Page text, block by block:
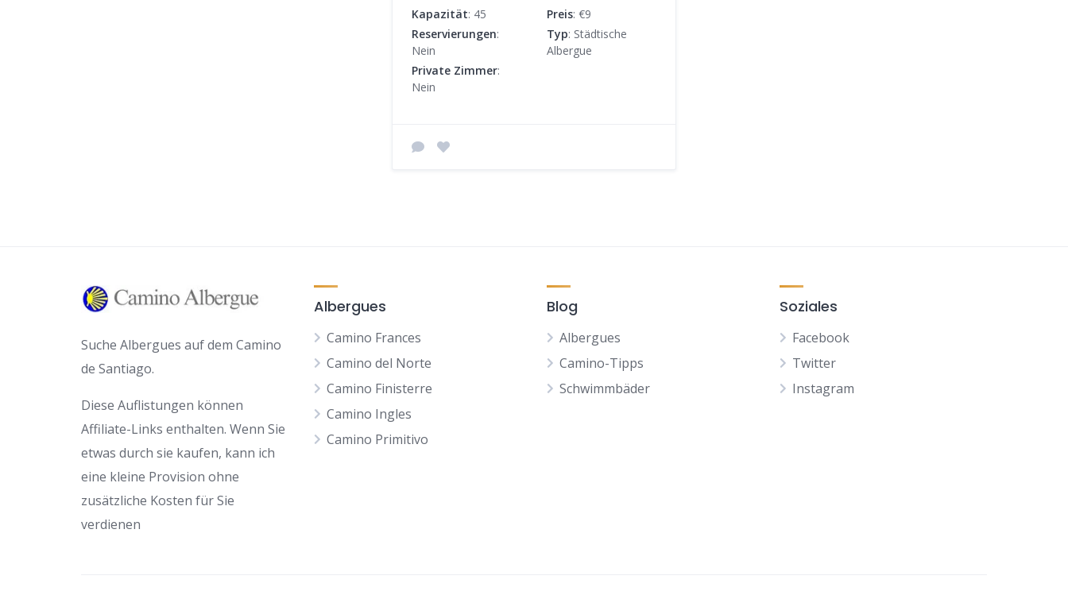
Kapazität: 45 Preis: €9
Reservierungen:
Nein
Typ: Städtische
Albergue
Private Zimmer:
Nein
Suche Albergues auf dem Camino
de Santiago.
Diese Auflistungen können
Affiliate-Links enthalten. Wenn Sie
etwas durch sie kaufen, kann ich
eine kleine Provision ohne
zusätzliche Kosten für Sie
verdienen
Albergues
Camino Frances
Camino del Norte
Camino Finisterre
Camino Ingles
Camino Primitivo
Blog
Albergues
Camino-Tipps
Schwimmbäder
Soziales
Facebook
Twitter
Instagram